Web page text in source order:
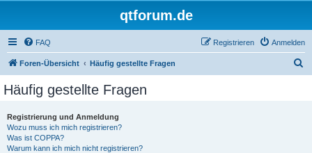
qtforum.de
FAQ Anmelden
Registrieren
Foren-Übersicht Häufig gestellte Fragen
Häufig gestellte Fragen
Registrierung und Anmeldung
Wozu muss ich mich registrieren?
Was ist COPPA?
Warum kann ich mich nicht registrieren?